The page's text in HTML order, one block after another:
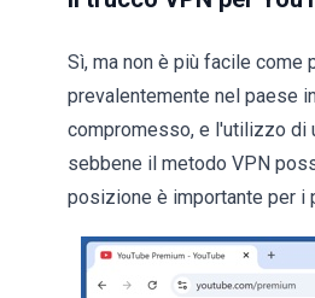
Sì, ma non è più facile come
prevalentemente nel paese
compromesso, e l'utilizzo di
sebbene il metodo VPN
posizione è importante per i